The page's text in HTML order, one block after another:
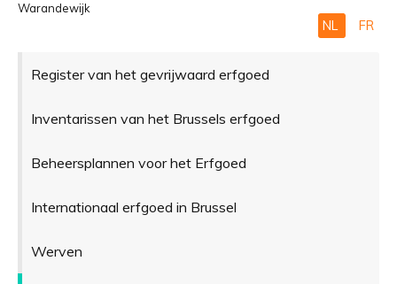
Warandewijk
NL FR
Register van het gevrijwaard erfgoed
Inventarissen van het Brussels erfgoed
Beheersplannen voor het Erfgoed
Internationaal erfgoed in Brussel
Werven